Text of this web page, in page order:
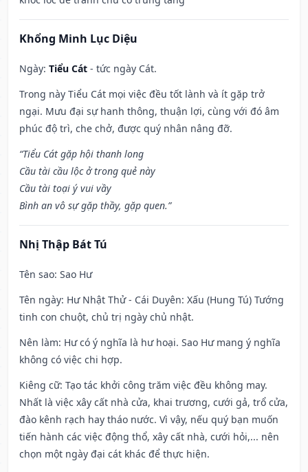
Khổng Minh Lục Diệu
Ngày: Tiểu Cát - tức ngày Cát.
Trong này Tiểu Cát mọi việc đều tốt lành và ít gặp trở
ngại. Mưu đại sự hanh thông, thuận lợi, cùng với đó âm
phúc độ trì, che chở, được quý nhân nâng đỡ.
“Tiểu Cát gặp hội thanh long
Cầu tài cầu lộc ở trong quẻ này
Cầu tài toại ý vui vầy
Bình an vô sự gặp thầy, gặp quen.”
Nhị Thập Bát Tú
Tên sao: Sao Hư
Tên ngày: Hư Nhật Thử - Cái Duyên: Xấu (Hung Tú) Tướng
tinh con chuột, chủ trị ngày chủ nhật.
Nên làm: Hư có ý nghĩa là hư hoại. Sao Hư mang ý nghĩa
không có việc chi hợp.
Kiêng cữ: Tạo tác khởi công trăm việc đều không may.
Nhất là việc xây cất nhà cửa, khai trương, cưới gả, trổ cửa,
đào kênh rạch hay tháo nước. Vì vậy, nếu quý bạn muốn
tiến hành các việc động thổ, xây cất nhà, cưới hỏi,... nên
chọn một ngày đại cát khác để thực hiện.